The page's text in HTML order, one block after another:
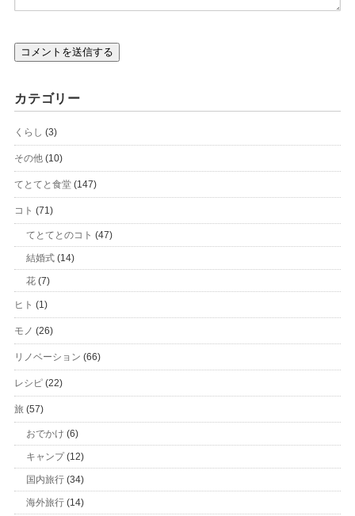
カテゴリー
くらし (3)
その他(10)
てとてと食堂(147)
コト (71)
てとてとのコト (47)
結婚式(14)
花(7)
ヒト (1)
モノ (26)
リノベーション (66)
レシピ(22)
旅 (57)
おでかけ (6)
キャンプ(12)
国内旅行(34)
海外旅行(14)